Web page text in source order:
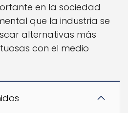
en la sociedad
que la industria se
alternativas más
con el medio